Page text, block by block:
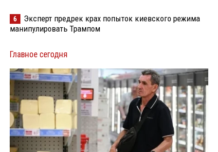
6
Эксперт предрек крах попыток киевского режима
манипулировать Трампом
Главное сегодня